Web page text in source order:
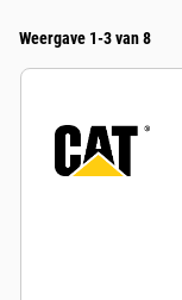
Weergave 1-3 van 8